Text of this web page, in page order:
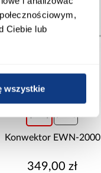
Ciebie lub
wszystkie
Konwektor EWN-2000
349,00 zł